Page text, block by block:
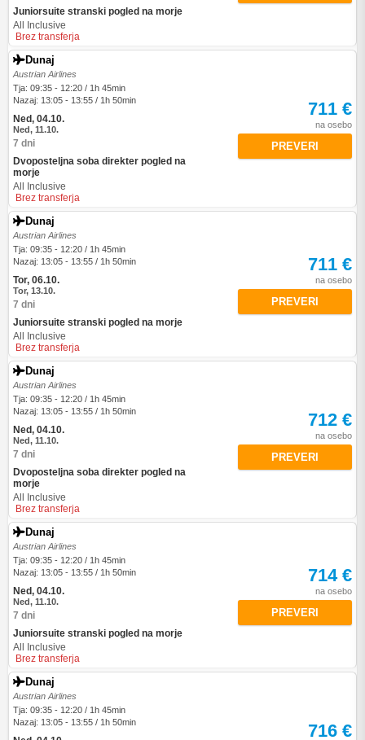
Juniorsuite stranski pogled na morje
All Inclusive
Brez transferja
Dunaj
Austrian Airlines
Tja: 09:35 - 12:20 / 1h 45min
Nazaj: 13:05 - 13:55 / 1h 50min
Ned, 04.10.
Ned, 11.10.
7 dni
Dvoposteljna soba direkter pogled na
morje
All Inclusive
Brez transferja
711 €
na osebo
PREVERI
Dunaj
Austrian Airlines
Tja: 09:35 - 12:20 / 1h 45min
Nazaj: 13:05 - 13:55 / 1h 50min
Tor, 06.10.
Tor, 13.10.
7 dni
Juniorsuite stranski pogled na morje
All Inclusive
Brez transferja
711 €
na osebo
PREVERI
Dunaj
Austrian Airlines
Tja: 09:35 - 12:20 / 1h 45min
Nazaj: 13:05 - 13:55 / 1h 50min
Ned, 04.10.
Ned, 11.10.
7 dni
Dvoposteljna soba direkter pogled na
morje
All Inclusive
Brez transferja
712 €
na osebo
PREVERI
Dunaj
Austrian Airlines
Tja: 09:35 - 12:20 / 1h 45min
Nazaj: 13:05 - 13:55 / 1h 50min
Ned, 04.10.
Ned, 11.10.
7 dni
Juniorsuite stranski pogled na morje
All Inclusive
Brez transferja
714 €
na osebo
PREVERI
Dunaj
Austrian Airlines
Tja: 09:35 - 12:20 / 1h 45min
Nazaj: 13:05 - 13:55 / 1h 50min
716 €